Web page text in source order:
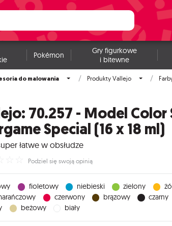
Pokémon
Gry figurkowe
i bitewne
do malowania Produkty Vallejo
70.257 - Model Color
Special (16 x 18 ml)
łatwe w obsłudze
Podziel się swoją opinią
fioletowy niebieski zielony
czerwony brązowy
czarny
beżowy biały